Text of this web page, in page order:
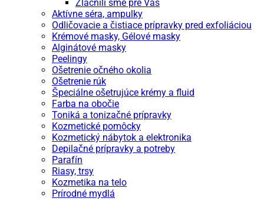
Zlacnili sme pre Vás
Aktívne séra, ampulky
Odličovacie a čistiace prípravky pred exfoliáciou
Krémové masky, Gélové masky
Alginátové masky
Peelingy
Ošetrenie očného okolia
Ošetrenie rúk
Špeciálne ošetrujúce krémy a fluid
Farba na obočie
Toniká a tonizačné prípravky
Kozmetické pomôcky
Kozmetický nábytok a elektronika
Depilačné prípravky a potreby
Parafín
Riasy, trsy
Kozmetika na telo
Prírodné mydlá